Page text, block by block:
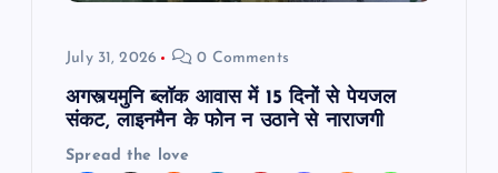
July 31, 2026 0 Comments
अगस्त्यमुनि ब्लॉक आवास में 15 दिनों से पेयजल
संकट, लाइनमैन के फोन न उठाने से नाराजगी
Spread the love